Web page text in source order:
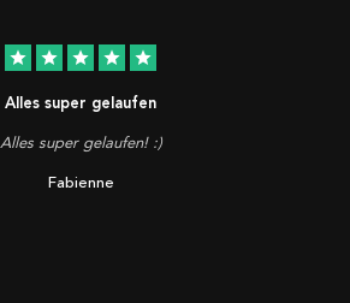
star star star star star
Alles super gelaufen
Alles super gelaufen! :)
Fabienne